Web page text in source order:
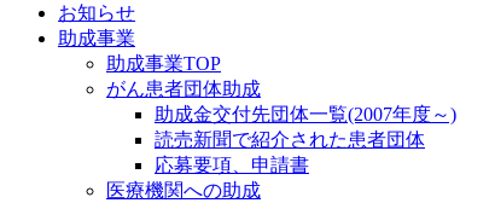
お知らせ
助成事業
助成事業TOP
がん患者団体助成
助成金交付先団体一覧(2007年度～)
読売新聞で紹介された患者団体
応募要項、申請書
医療機関への助成